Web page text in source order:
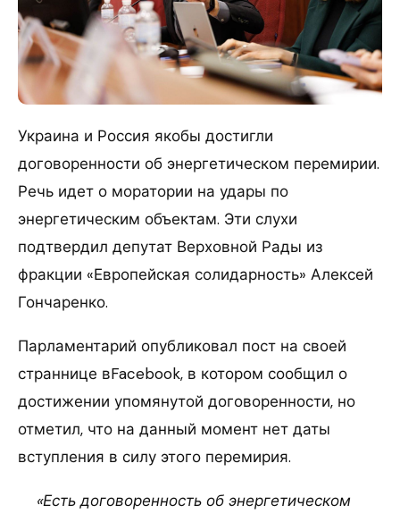
Украина и Россия якобы достигли
договоренности об энергетическом перемирии.
Речь идет о моратории на удары по
энергетическим объектам. Эти слухи
подтвердил депутат Верховной Рады из
фракции «Европейская солидарность» Алексей
Гончаренко.
Парламентарий опубликовал пост на своей
страннице вFacebook, в котором сообщил о
достижении упомянутой договоренности, но
отметил, что на данный момент нет даты
вступления в силу этого перемирия.
«Есть договоренность об энергетическом